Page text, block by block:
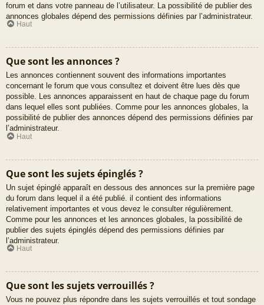
forum et dans votre panneau de l’utilisateur. La possibilité de publier des
annonces globales dépend des permissions définies par l’administrateur.
Haut
Que sont les annonces ?
Les annonces contiennent souvent des informations importantes
concernant le forum que vous consultez et doivent être lues dès que
possible. Les annonces apparaissent en haut de chaque page du forum
dans lequel elles sont publiées. Comme pour les annonces globales, la
possibilité de publier des annonces dépend des permissions définies par
l’administrateur.
Haut
Que sont les sujets épinglés ?
Un sujet épinglé apparaît en dessous des annonces sur la première page
du forum dans lequel il a été publié. il contient des informations
relativement importantes et vous devez le consulter régulièrement.
Comme pour les annonces et les annonces globales, la possibilité de
publier des sujets épinglés dépend des permissions définies par
l’administrateur.
Haut
Que sont les sujets verrouillés ?
Vous ne pouvez plus répondre dans les sujets verrouillés et tout sondage